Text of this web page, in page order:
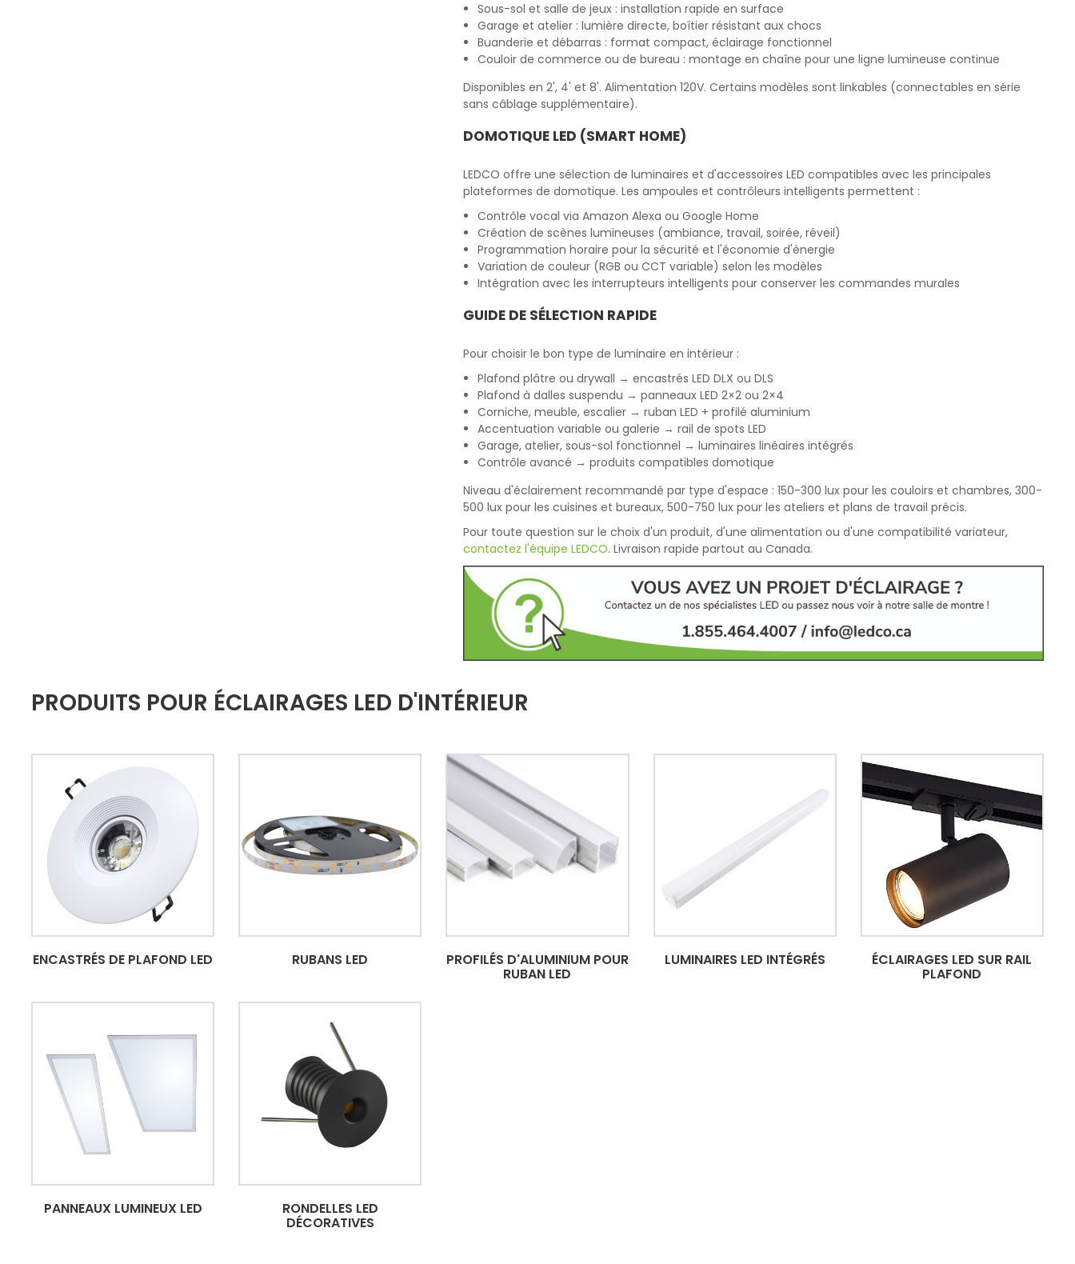
Sous-sol et salle de jeux : installation rapide en surface
Garage et atelier : lumière directe, boîtier résistant aux chocs
Buanderie et débarras : format compact, éclairage fonctionnel
Couloir de commerce ou de bureau : montage en chaîne pour une ligne lumineuse continue
Disponibles en 2', 4' et 8'. Alimentation 120V. Certains modèles sont linkables (connectables en série
sans câblage supplémentaire).
DOMOTIQUE LED (SMART HOME)
LEDCO offre une sélection de luminaires et d'accessoires LED compatibles avec les principales
plateformes de domotique. Les ampoules et contrôleurs intelligents permettent :
Contrôle vocal via Amazon Alexa ou Google Home
Création de scènes lumineuses (ambiance, travail, soirée, réveil)
Programmation horaire pour la sécurité et l'économie d'énergie
Variation de couleur (RGB ou CCT variable) selon les modèles
Intégration avec les interrupteurs intelligents pour conserver les commandes murales
GUIDE DE SÉLECTION RAPIDE
Pour choisir le bon type de luminaire en intérieur :
Plafond plâtre ou drywall → encastrés LED DLX ou DLS
Plafond à dalles suspendu → panneaux LED 2×2 ou 2×4
Corniche, meuble, escalier → ruban LED + profilé aluminium
Accentuation variable ou galerie → rail de spots LED
Garage, atelier, sous-sol fonctionnel → luminaires linéaires intégrés
Contrôle avancé → produits compatibles domotique
Niveau d'éclairement recommandé par type d'espace : 150-300 lux pour les couloirs et chambres, 300-
500 lux pour les cuisines et bureaux, 500-750 lux pour les ateliers et plans de travail précis.
Pour toute question sur le choix d'un produit, d'une alimentation ou d'une compatibilité variateur,
contactez l'équipe LEDCO. Livraison rapide partout au Canada.
PRODUITS POUR ÉCLAIRAGES LED D'INTÉRIEUR
ENCASTRÉS DE PLAFOND LED RUBANS LED PROFILÉS D'ALUMINIUM POUR
RUBAN LED
LUMINAIRES LED INTÉGRÉS ÉCLAIRAGES LED SUR RAIL
PLAFOND
PANNEAUX LUMINEUX LED RONDELLES LED
DÉCORATIVES